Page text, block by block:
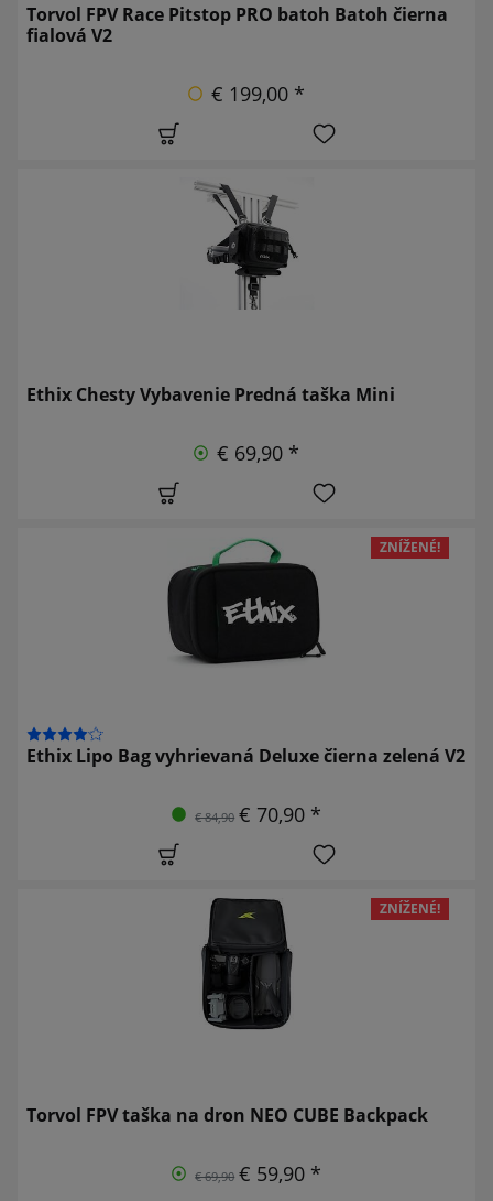
Torvol FPV Race Pitstop PRO batoh Batoh čierna
fialová V2
€ 199,00 *
Ethix Chesty Vybavenie Predná taška Mini
€ 69,90 *
ZNÍŽENÉ!
Ethix Lipo Bag vyhrievaná Deluxe čierna zelená V2
€ 84,90 € 70,90 *
ZNÍŽENÉ!
Torvol FPV taška na dron NEO CUBE Backpack
€ 69,90 € 59,90 *